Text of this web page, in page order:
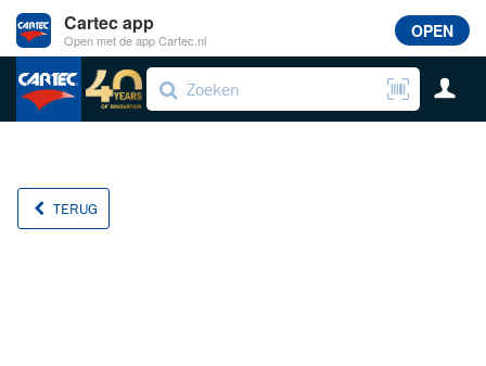
TERUG
Cartec app
Open met de app Cartec.nl OPEN